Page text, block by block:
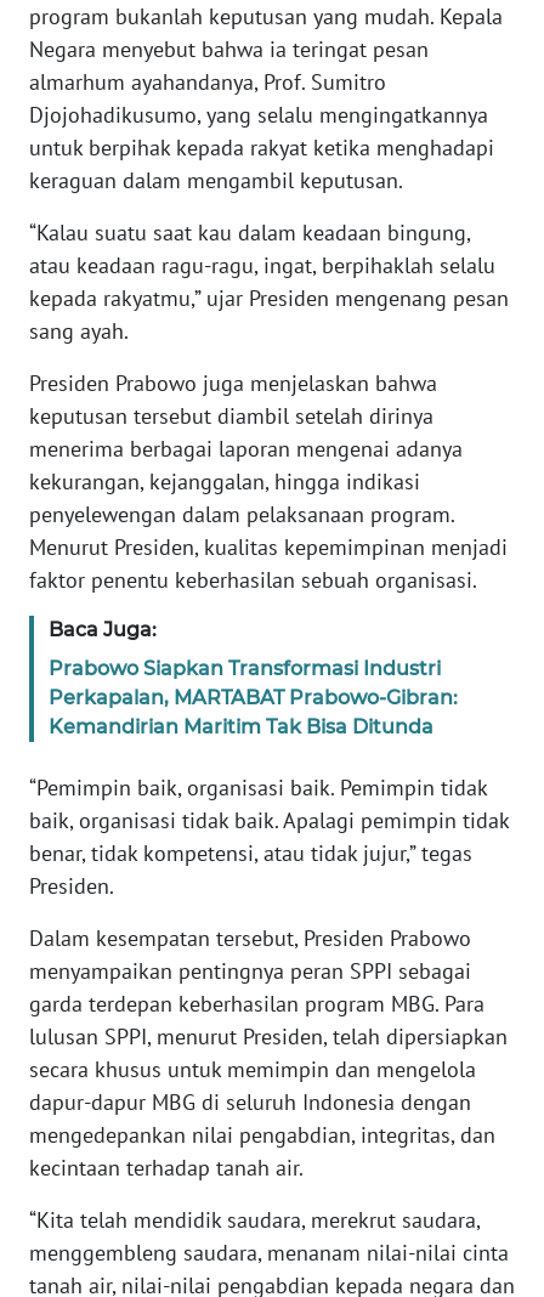
program bukanlah keputusan yang mudah. Kepala
Negara menyebut bahwa ia teringat pesan
almarhum ayahandanya, Prof. Sumitro
Djojohadikusumo, yang selalu mengingatkannya
untuk berpihak kepada rakyat ketika menghadapi
keraguan dalam mengambil keputusan.
“Kalau suatu saat kau dalam keadaan bingung,
atau keadaan ragu-ragu, ingat, berpihaklah selalu
kepada rakyatmu,” ujar Presiden mengenang pesan
sang ayah.
Presiden Prabowo juga menjelaskan bahwa
keputusan tersebut diambil setelah dirinya
menerima berbagai laporan mengenai adanya
kekurangan, kejanggalan, hingga indikasi
penyelewengan dalam pelaksanaan program.
Menurut Presiden, kualitas kepemimpinan menjadi
faktor penentu keberhasilan sebuah organisasi.
Baca Juga:
Prabowo Siapkan Transformasi Industri
Perkapalan, MARTABAT Prabowo-Gibran:
Kemandirian Maritim Tak Bisa Ditunda
“Pemimpin baik, organisasi baik. Pemimpin tidak
baik, organisasi tidak baik. Apalagi pemimpin tidak
benar, tidak kompetensi, atau tidak jujur,” tegas
Presiden.
Dalam kesempatan tersebut, Presiden Prabowo
menyampaikan pentingnya peran SPPI sebagai
garda terdepan keberhasilan program MBG. Para
lulusan SPPI, menurut Presiden, telah dipersiapkan
secara khusus untuk memimpin dan mengelola
dapur-dapur MBG di seluruh Indonesia dengan
mengedepankan nilai pengabdian, integritas, dan
kecintaan terhadap tanah air.
“Kita telah mendidik saudara, merekrut saudara,
menggembleng saudara, menanam nilai-nilai cinta
tanah air, nilai-nilai pengabdian kepada negara dan
WN
JAKARTA
WN
WN
BANTEN
WN
NTT
WN
KEPRI
PAPUA
WN
BARAT
WN
RIAU
WN
SERAMBI
WN
WN
SULTRA
WN
WN
SULTENG
SULBAR